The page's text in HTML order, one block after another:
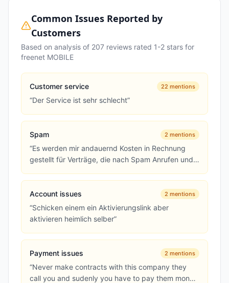
Common Issues Reported by
Customers
Based on analysis of 207 reviews rated 1-2 stars for
freenet MOBILE
Customer service 22 mentions
“Der Service ist sehr schlecht”
Spam 2 mentions
“Es werden mir andauernd Kosten in Rechnung
gestellt für Verträge, die nach Spam Anrufen und
Account issues 2 mentions
“Schicken einem ein Aktivierungslink aber
aktivieren heimlich selber”
Payment issues 2 mentions
“Never make contracts with this company they
call you and sudenly you have to pay them money